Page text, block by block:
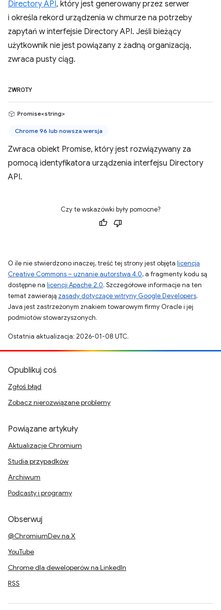
Directory API, który jest generowany przez serwer
i określa rekord urządzenia w chmurze na potrzeby
zapytań w interfejsie Directory API. Jeśli bieżący
użytkownik nie jest powiązany z żadną organizacją,
zwraca pusty ciąg.
ZWROTY
Promise<string>
Chrome 96 lub nowsza wersja
Zwraca obiekt Promise, który jest rozwiązywany za
pomocą identyfikatora urządzenia interfejsu Directory
API.
Czy te wskazówki były pomocne?
O ile nie stwierdzono inaczej, treść tej strony jest objęta licencją
Creative Commons – uznanie autorstwa 4.0, a fragmenty kodu są
dostępne na licencji Apache 2.0. Szczegółowe informacje na ten
temat zawierają zasady dotyczące witryny Google Developers.
Java jest zastrzeżonym znakiem towarowym firmy Oracle i jej
podmiotów stowarzyszonych.
Ostatnia aktualizacja: 2026-01-08 UTC.
Opublikuj coś
Zgłoś błąd
Zobacz nierozwiązane problemy
Powiązane artykuły
Aktualizacje Chromium
Studia przypadków
Archiwum
Podcasty i programy
Obserwuj
@ChromiumDev na X
YouTube
Chrome dla deweloperów na LinkedIn
RSS